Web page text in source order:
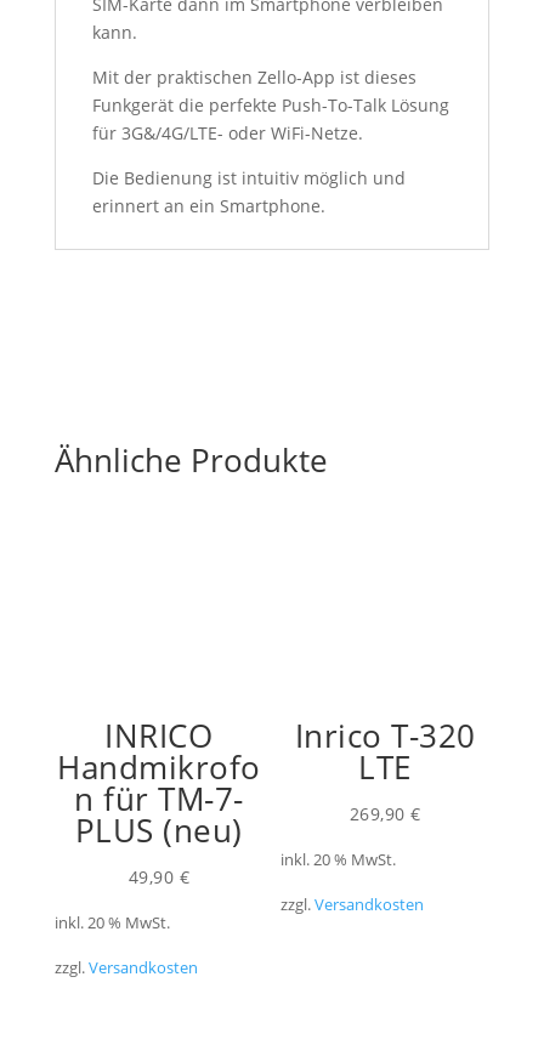
SIM-Karte dann im Smartphone verbleiben
kann.
Mit der praktischen Zello-App ist dieses
Funkgerät die perfekte Push-To-Talk Lösung
für 3G&/4G/LTE- oder WiFi-Netze.
Die Bedienung ist intuitiv möglich und
erinnert an ein Smartphone.
Ähnliche Produkte
INRICO
Handmikrofo
n für TM-7-
PLUS (neu)
49,90 €
inkl. 20 % MwSt.
zzgl.Versandkosten
Inrico T-320
LTE
269,90€
inkl. 20 % MwSt.
zzgl.Versandkosten